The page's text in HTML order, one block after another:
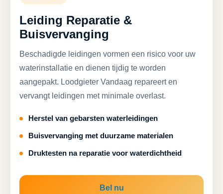
Leiding Reparatie &
Buisvervanging
Beschadigde leidingen vormen een risico voor uw
waterinstallatie en dienen tijdig te worden
aangepakt. Loodgieter Vandaag repareert en
vervangt leidingen met minimale overlast.
Herstel van gebarsten waterleidingen
Buisvervanging met duurzame materialen
Druktesten na reparatie voor waterdichtheid
Bel nu